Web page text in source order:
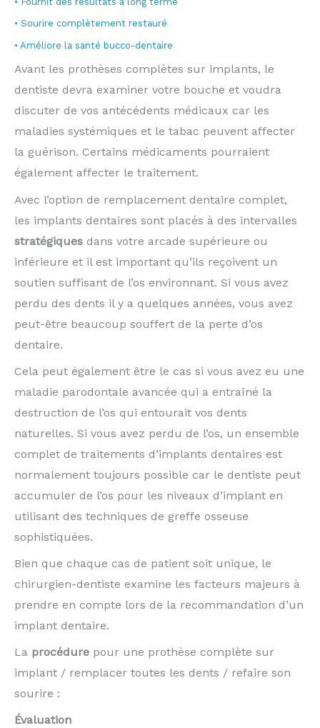
• Sourire complètement restauré
• Améliore la santé bucco-dentaire
Avant les prothèses complètes sur implants, le
dentiste devra examiner votre bouche et voudra
discuter de vos antécédents médicaux car les
maladies systémiques et le tabac peuvent affecter
la guérison. Certains médicaments pourraient
également affecter le traitement.
Avec l’option de remplacement dentaire complet,
les implants dentaires sont placés à des intervalles
stratégiques dans votre arcade supérieure ou
inférieure et il est important qu’ils reçoivent un
soutien suffisant de l’os environnant. Si vous avez
perdu des dents il y a quelques années, vous avez
peut-être beaucoup souffert de la perte d’os
dentaire.
Cela peut également être le cas si vous avez eu une
maladie parodontale avancée qui a entraîné la
destruction de l’os qui entourait vos dents
naturelles. Si vous avez perdu de l’os, un ensemble
complet de traitements d’implants dentaires est
normalement toujours possible car le dentiste peut
accumuler de l’os pour les niveaux d’implant en
utilisant des techniques de greffe osseuse
sophistiquées.
Bien que chaque cas de patient soit unique, le
chirurgien-dentiste examine les facteurs majeurs à
prendre en compte lors de la recommandation d’un
implant dentaire.
La procédure pour une prothèse complète sur
implant / remplacer toutes les dents / refaire son
sourire :
Évaluation